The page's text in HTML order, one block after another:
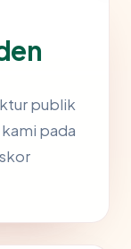
publik
pada